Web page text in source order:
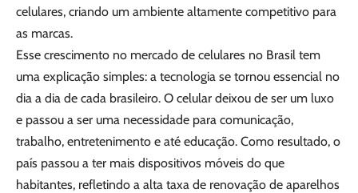
celulares, criando um ambiente altamente competitivo para
as marcas.
Esse crescimento no mercado de celulares no Brasil tem
uma explicação simples: a tecnologia se tornou essencial no
dia a dia de cada brasileiro. O celular deixou de ser um luxo
e passou a ser uma necessidade para comunicação,
trabalho, entretenimento e até educação. Como resultado, o
país passou a ter mais dispositivos móveis do que
habitantes, refletindo a alta taxa de renovação de aparelhos